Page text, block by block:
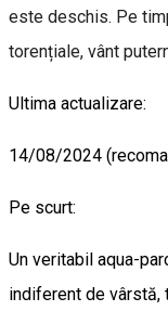
este deschis. Pe
torențiale, vânt
Ultima actualizare:
14/08/2024
Pe scurt:
Un veritabil aqua-
indiferent de vârstă,